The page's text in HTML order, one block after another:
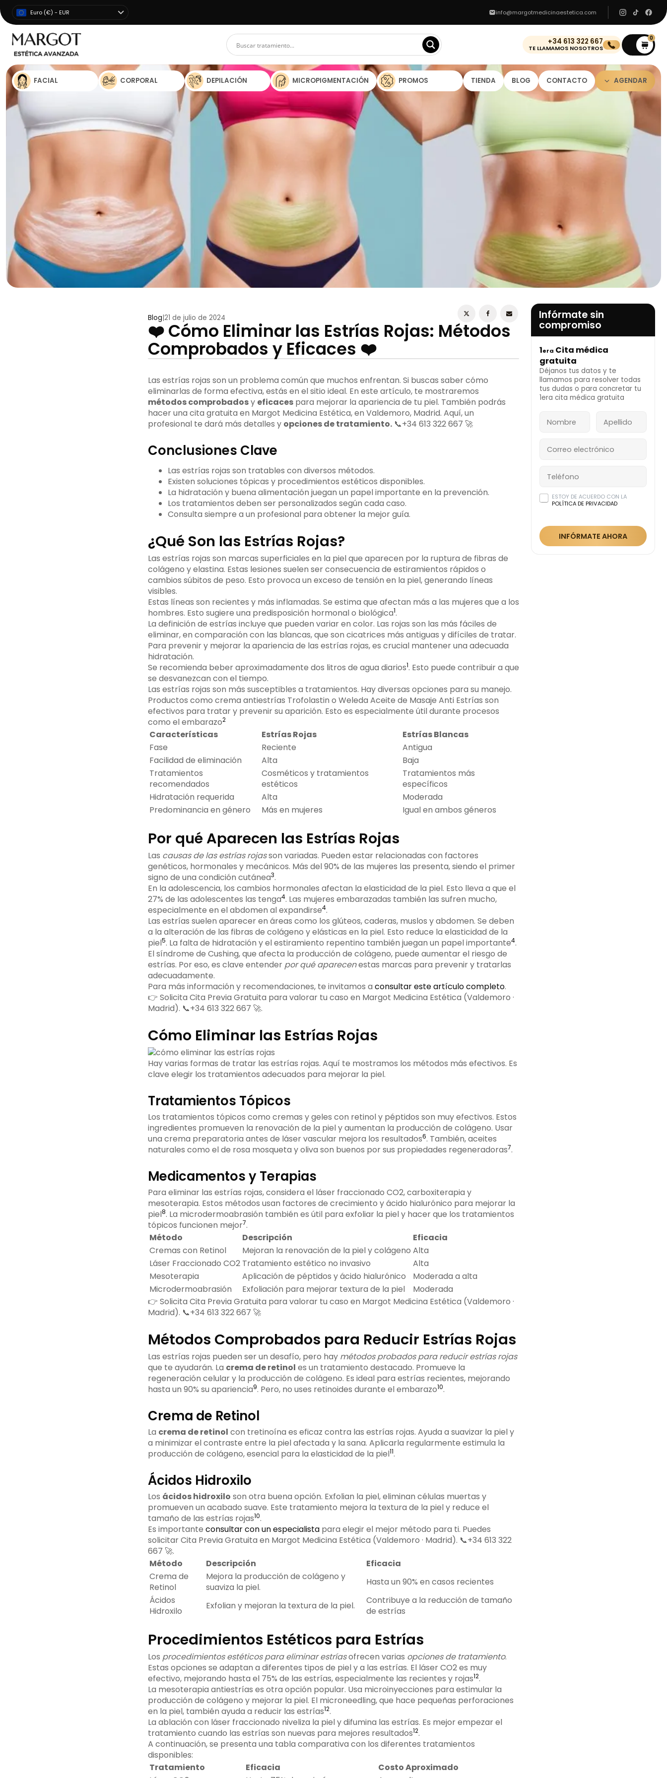
Euro (€) - EUR info@margotmedicinaestetica.com
+34 613 322 667
TE LLAMAMOS NOSOTROS
0
FACIAL CORPORAL DEPILACIÓN MICROPIGMENTACIÓN PROMOS TIENDA BLOG CONTACTO AGENDAR
ESTOY DE ACUERDO CON LA
POLÍTICA DE
PRIVACIDAD
INFÓRMATE AHORA
Blog 21 de julio de 2024
❤️ Cómo Eliminar las Estrías Rojas: Métodos
Comprobados y Eficaces ❤️
Las estrías rojas son un problema común que muchos enfrentan. Si buscas saber cómo
eliminarlas de forma efectiva, estás en el sitio ideal. En este artículo, te mostraremos
métodos comprobadosy eficacespara mejorar la apariencia de tu piel. También podrás
hacer una cita gratuita en Margot Medicina Estética, en Valdemoro, Madrid. Aquí, un
profesional te dará más detalles y opciones de tratamiento.📞+34 613 322 667 🚀
Conclusiones Clave
Las estrías rojas son tratables con diversos métodos.
Existen soluciones tópicas y procedimientos estéticos disponibles.
La hidratación y buena alimentación juegan un papel importante en la prevención.
Los tratamientos deben ser personalizados según cada caso.
Consulta siempre a un profesional para obtener la mejor guía.
¿Qué Son las Estrías Rojas?
Las estrías rojas son marcas superficiales en la piel que aparecen por la ruptura de fibras de
colágeno y elastina. Estas lesiones suelen ser consecuencia de estiramientos rápidos o
cambios súbitos de peso. Esto provoca un exceso de tensión en la piel, generando líneas
visibles.
Estas líneas son recientes y más inflamadas. Se estima que afectan más a las mujeres que a los
hombres. Esto sugiere una predisposición hormonal o biológica1.
La definición de estrías incluye que pueden variar en color. Las rojas son las más fáciles de
eliminar, en comparación con las blancas, que son cicatrices más antiguas y difíciles de tratar.
Para prevenir y mejorar la apariencia de las estrías rojas, es crucial mantener una adecuada
hidratación.
Se recomienda beber aproximadamente dos litros de agua diarios1. Esto puede contribuir a que
se desvanezcan con el tiempo.
Las estrías rojas son más susceptibles a tratamientos. Hay diversas opciones para su manejo.
Productos como crema antiestrías Trofolastin o Weleda Aceite de Masaje Anti Estrías son
efectivos para tratar y prevenir su aparición. Esto es especialmente útil durante procesos
como el embarazo2
Características Estrías Rojas
Estrías Blancas
Fase
Reciente
Antigua
Facilidad de eliminación
Alta
Baja
Tratamientos
recomendados
Cosméticos y tratamientos
estéticos
Tratamientos más
específicos
Hidratación requerida
Alta
Moderada
Predominancia en género
Más en mujeres Igual en ambos géneros
Por qué Aparecen las Estrías Rojas
Las causas de las estrías rojasson variadas. Pueden estar relacionadas con factores
genéticos, hormonales y mecánicos. Más del 90% de las mujeres las presenta, siendo el primer
signo de una condición cutánea3.
En la adolescencia, los cambios hormonales afectan la elasticidad de la piel. Esto lleva a que el
27% de las adolescentes las tenga4. Las mujeres embarazadas también las sufren mucho,
especialmente en el abdomen al expandirse4.
Las estrías suelen aparecer en áreas como los glúteos, caderas, muslos y abdomen. Se deben
a la alteración de las fibras de colágeno y elásticas en la piel. Esto reduce la elasticidad de la
piel5. La falta de hidratación y el estiramiento repentino también juegan un papel importante4.
El síndrome de Cushing, que afecta la producción de colágeno, puede aumentar el riesgo de
estrías. Por eso, es clave entender por qué aparecenestas marcas para prevenir y tratarlas
adecuadamente.
Para más información y recomendaciones, te invitamos a consultar este artículo completo.
👉 Solicita Cita Previa Gratuita para valorar tu caso en Margot Medicina Estética (Valdemoro ·
Madrid). 📞+34 613 322 667 🚀.
Cómo Eliminar las Estrías Rojas
Hay varias formas de tratar las estrías rojas. Aquí te mostramos los métodos más efectivos. Es
clave elegir los tratamientos adecuados para mejorar la piel.
Tratamientos Tópicos
Los tratamientos tópicos como cremas y geles con retinol y péptidos son muy efectivos. Estos
ingredientes promueven la renovación de la piel y aumentan la producción de colágeno. Usar
una crema preparatoria antes de láser vascular mejora los resultados6. También, aceites
naturales como el de rosa mosqueta y oliva son buenos por sus propiedades regeneradoras7.
Medicamentos y Terapias
Para eliminar las estrías rojas, considera el láser fraccionado CO2, carboxiterapia y
mesoterapia. Estos métodos usan factores de crecimiento y ácido hialurónico para mejorar la
piel8. La microdermoabrasión también es útil para exfoliar la piel y hacer que los tratamientos
tópicos funcionen mejor7.
Método
Descripción
Eficacia
Cremas con Retinol
Mejoran la renovación de la piel y colágeno Alta
Láser Fraccionado CO2 Tratamiento estético no invasivo
Alta
Mesoterapia
Aplicación de péptidos y ácido hialurónico
Moderada a alta
Microdermoabrasión
Exfoliación para mejorar textura de la piel
Moderada
👉 Solicita Cita Previa Gratuita para valorar tu caso en Margot Medicina Estética (Valdemoro ·
Madrid). 📞+34 613 322 667 🚀
Métodos Comprobados para Reducir Estrías Rojas
Las estrías rojas pueden ser un desafío, pero hay métodos probados para reducir estrías rojas
que te ayudarán. La crema de retinol es un tratamiento destacado. Promueve la
regeneración celular y la producción de colágeno. Es ideal para estrías recientes, mejorando
hasta un 90% su apariencia9. Pero, no uses retinoides durante el embarazo10.
Crema de Retinol
La crema de retinol con tretinoína es eficaz contra las estrías rojas. Ayuda a suavizar la piel y
a minimizar el contraste entre la piel afectada y la sana. Aplicarla regularmente estimula la
producción de colágeno, esencial para la elasticidad de la piel11.
Ácidos Hidroxilo
Los ácidos hidroxilo son otra buena opción. Exfolian la piel, eliminan células muertas y
promueven un acabado suave. Este tratamiento mejora la textura de la piel y reduce el
tamaño de las estrías rojas10.
Es importante consultar con un especialistapara elegir el mejor método para ti. Puedes
solicitar Cita Previa Gratuita en Margot Medicina Estética (Valdemoro · Madrid). 📞+34 613 322
667 🚀.
Método
Descripción
Eficacia
Crema de
Retinol
Mejora la producción de colágeno y
suaviza la piel.
Hasta un 90% en casos recientes
Ácidos
Hidroxilo
Exfolian y mejoran la textura de la piel.
Contribuye a la reducción de tamaño
de estrías
Procedimientos Estéticos para Estrías
Los procedimientos estéticos para eliminar estríasofrecen varias opciones de tratamiento.
Estas opciones se adaptan a diferentes tipos de piel y a las estrías. El láser CO2 es muy
efectivo, mejorando hasta el 75% de las estrías, especialmente las recientes y rojas12.
La mesoterapia antiestrías es otra opción popular. Usa microinyecciones para estimular la
producción de colágeno y mejorar la piel. El microneedling, que hace pequeñas perforaciones
en la piel, también ayuda a reducir las estrías12.
La ablación con láser fraccionado niveliza la piel y difumina las estrías. Es mejor empezar el
tratamiento cuando las estrías son nuevas para mejores resultados12.
A continuación, se presenta una tabla comparativa con los diferentes tratamientos
disponibles:
Tratamiento
Eficacia
Costo Aproximado
Infórmate sin
compromiso
1era Cita médica
gratuita
Déjanos tus datos y te
llamamos para resolver todas
tus dudas o para concretar tu
1era cita médica gratuita
ESTOY DE ACUERDO CON LA
POLÍTICA DE PRIVACIDAD
INFÓRMATE AHORA